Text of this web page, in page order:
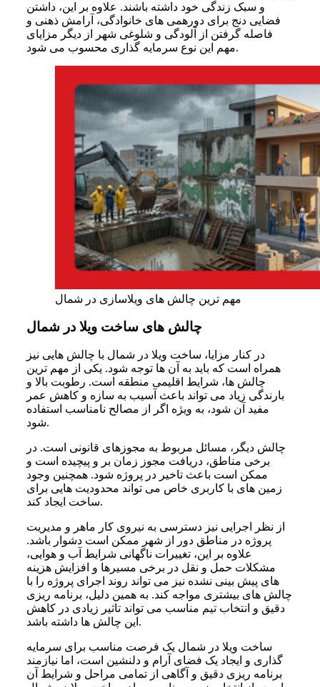
و سبک زندگی خود داشته باشند. علاوه بر این، داشتن
فضایی دنج برای دورهمی های خانوادگی، آرامش ذهنی و
فاصله گرفتن از آلودگی و شلوغی شهر از دیگر مزایای
مهم این نوع سرمایه گذاری محسوب می شود.
مهم ترین چالش های ویلاسازی در شمال
چالش های ساخت ویلا در شمال
در کنار مزایا، ساخت ویلا در شمال با چالش هایی نیز
همراه است که باید به آن ها توجه شود. یکی از مهم ترین
چالش ها، شرایط اقلیمی منطقه است. رطوبت بالا و
بارندگی زیاد می تواند باعث آسیب به سازه و کاهش عمر
مفید آن شود، به ویژه اگر از مصالح نامناسب استفاده
شود.
چالش دیگر، مسائل مربوط به مجوزهای قانونی است. در
برخی مناطق، دریافت مجوز زمان بر و پیچیده است و
ممکن است باعث تاخیر در پروژه شود. همچنین وجود
زمین های با کاربری خاص می تواند محدودیت هایی برای
ساخت ایجاد کند.
از نظر اجرایی نیز دسترسی به نیروی کار ماهر و مدیریت
پروژه در مناطق دور از شهر ممکن است دشوار باشد.
علاوه بر این، تغییرات ناگهانی شرایط آب و هوایی،
مشکلات حمل و نقل در برخی مسیرها و افزایش هزینه
های پیش بینی نشده نیز می تواند روند اجرای پروژه را با
چالش های بیشتری مواجه کند. به همین دلیل، برنامه ریزی
دقیق و انتخاب تیم مناسب می تواند تاثیر زیادی در کاهش
این چالش ها داشته باشد.
ساخت ویلا در شمال یک فرصت مناسب برای سرمایه
گذاری و ایجاد یک فضای آرام و دلنشین است، اما نیازمند
برنامه ریزی دقیق و آگاهی از تمامی مراحل و شرایط آن